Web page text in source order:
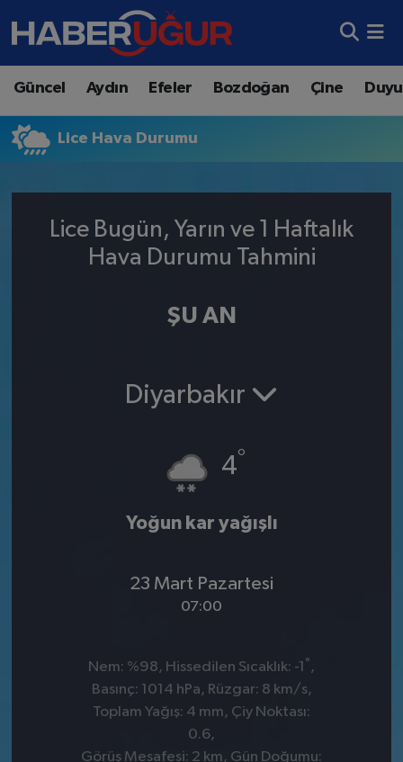
Güncel Aydın Efeler Bozdoğan Çine
Lice Hava Durumu
Lice Bugün, Yarın ve 1 Haftalık
Hava Durumu Tahmini
ŞU AN
Diyarbakır
4°
Yoğun kar yağışlı
23 Mart Pazartesi
07:00
Nem: %98, Hissedilen Sıcaklık: -1 ° ,
Basınç: 1014 hPa, Rüzgar: 8 km/s,
Toplam Yağış: 4 mm, Çiy Noktası:
0.6,
Görüş Mesafesi: 2 km, Gün Doğumu:
Aydın Nöbetçi Eczaneler
Aydın Hava Durumu
Süper Lig Puan Durumu ve Fikstür
Haber Arşivi